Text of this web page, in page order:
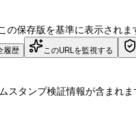
の保存版を基準に表示されま
履歴 このURLを監視する
タンプ検証情報が含まれま